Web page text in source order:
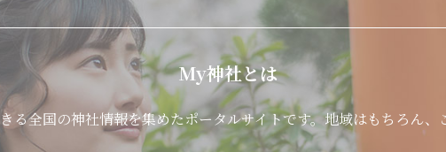
My神社とは
る全国の神社情報を集めたポータルサイトです。地域はもちろん、